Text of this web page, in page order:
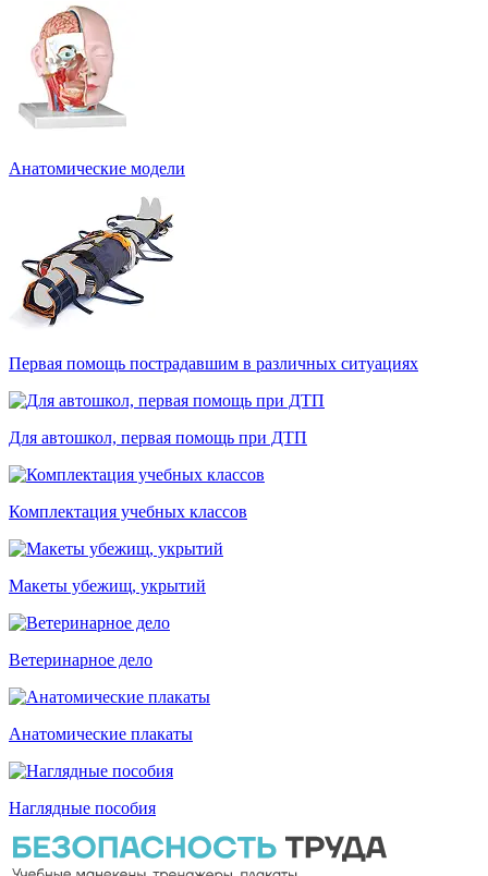
Анатомические модели
Первая помощь пострадавшим в различных ситуациях
Для автошкол, первая помощь при ДТП
Комплектация учебных классов
Макеты убежищ, укрытий
Ветеринарное дело
Анатомические плакаты
Наглядные пособия